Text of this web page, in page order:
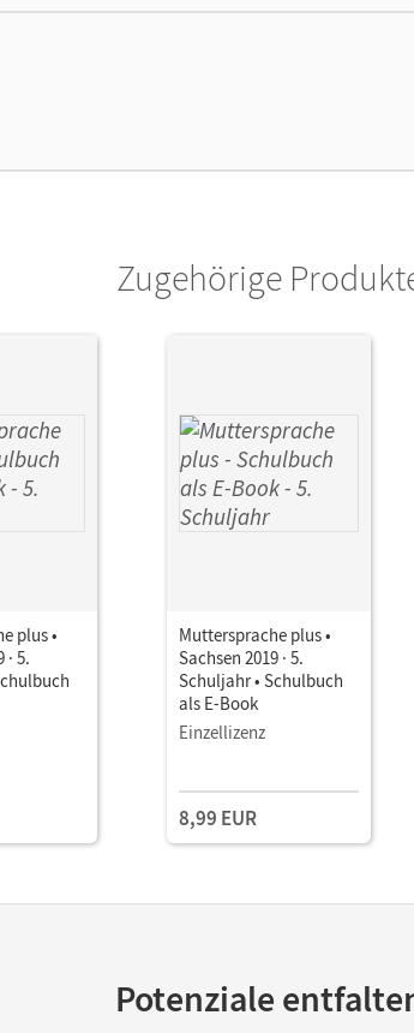
Cornelsen Verlag
Zugehörige
plus •
· 5.
Muttersprache plus •
Sachsen 2019 · 5.
Schuljahr • Schulbuch
als E-Book
Einzellizenz
8,99 EUR
Potenziale